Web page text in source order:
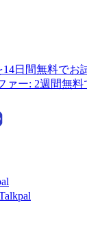
日間無料でお
ァー: 2週間無